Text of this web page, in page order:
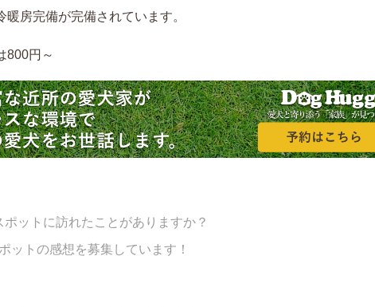
房完備が完備されています。
800円～
ポットに訪れたことがありますか？
ットの感想を募集しています！